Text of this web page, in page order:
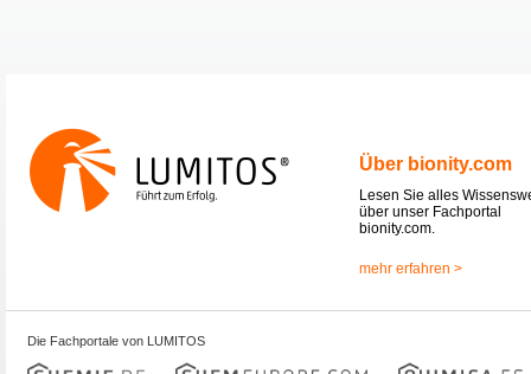
Über bionity.com
Lesen Sie alles
über unser Fachportal
bionity.com.
mehr erfahren >
Die Fachportale von LUMITOS